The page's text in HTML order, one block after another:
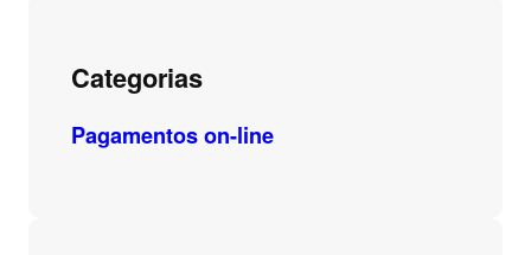
Categorias
Pagamentos on-line